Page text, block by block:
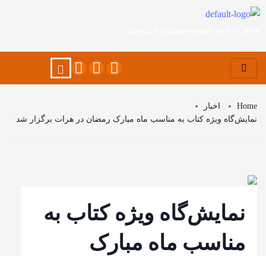
Home
اخبار
نمایش‌گاه ویژه کتاب به مناسب ماه مبارک رمضان در هرات برگزار شد
نمایش‌گاه ویژه کتاب به
مناسب ماه مبارک